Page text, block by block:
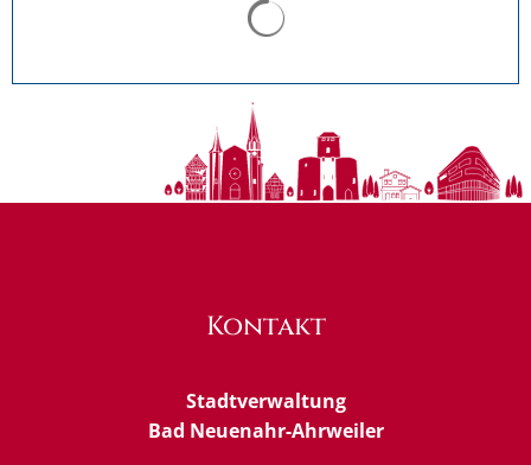
Kontakt
Stadtverwaltung
Bad Neuenahr-Ahrweiler